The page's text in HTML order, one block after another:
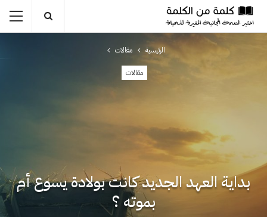
الرئيسية مقالات
مقالات
بداية العهد الجديد كانت بولادة يسوع أم
بموته ؟